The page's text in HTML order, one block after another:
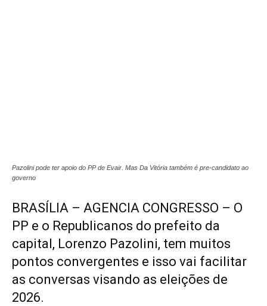
Pazolini pode ter apoio do PP de Evair. Mas Da Vitória também é pre-candidato ao
governo
BRASÍLIA – AGENCIA CONGRESSO – O
PP e o Republicanos do prefeito da
capital, Lorenzo Pazolini, tem muitos
pontos convergentes e isso vai facilitar
as conversas visando as eleições de
2026.